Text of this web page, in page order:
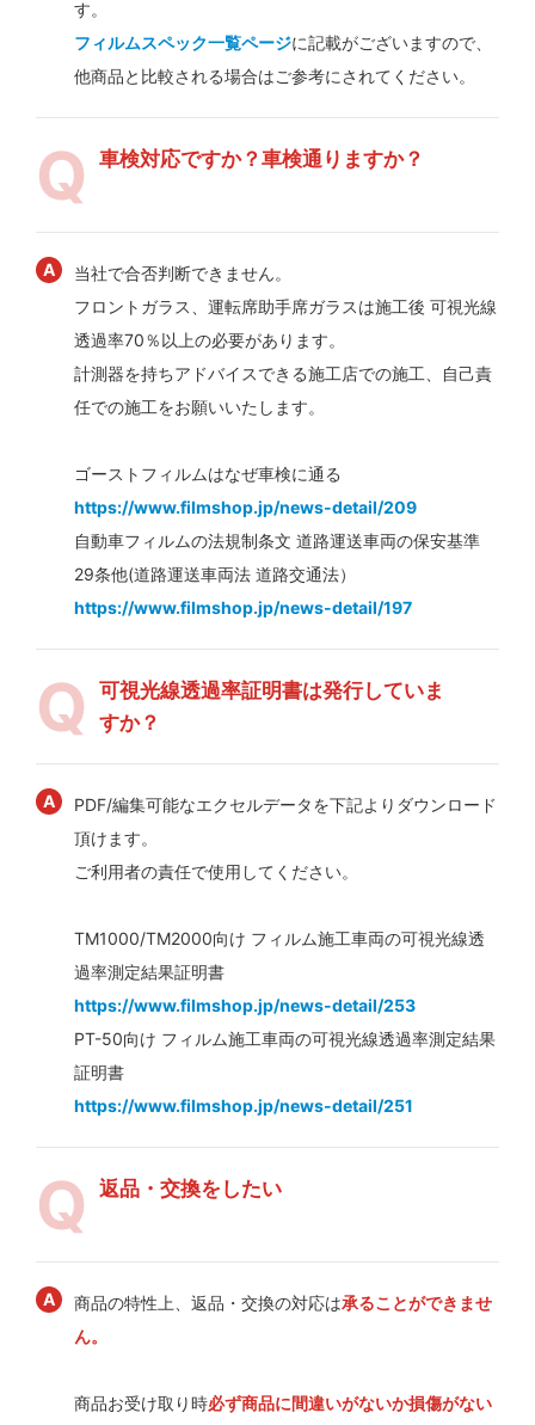
す。
フィルムスペック一覧ページに記載がございますので、
他商品と比較される場合はご参考にされてください。
車検対応ですか？車検通りますか？
当社で合否判断できません。
フロントガラス、運転席助手席ガラスは施工後 可視光線
透過率70％以上の必要があります。
計測器を持ちアドバイスできる施工店での施工、自己責
任での施工をお願いいたします。
ゴーストフィルムはなぜ車検に通る
https://www.filmshop.jp/news-detail/209
自動車フィルムの法規制条文 道路運送車両の保安基準
29条他(道路運送車両法 道路交通法）
https://www.filmshop.jp/news-detail/197
可視光線透過率証明書は発行していま
すか？
PDF/編集可能なエクセルデータを下記よりダウンロード
頂けます。
ご利用者の責任で使用してください。
TM1000/TM2000向け フィルム施工車両の可視光線透
過率測定結果証明書
https://www.filmshop.jp/news-detail/253
PT-50向け フィルム施工車両の可視光線透過率測定結果
証明書
https://www.filmshop.jp/news-detail/251
返品・交換をしたい
商品の特性上、返品・交換の対応は承ることができませ
ん。
商品お受け取り時必ず商品に間違いがないか損傷がない